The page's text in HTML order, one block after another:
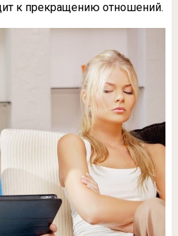
к прекращению отношений.